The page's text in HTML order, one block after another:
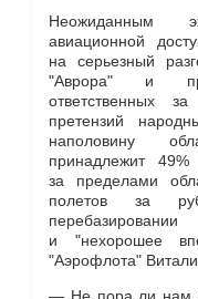
Неожиданным
авиационной
на серьезный
"Аврора" и
ответственных
претензий
наполовину
принадлежит
за пределами
полетов за
и "нехорошее
"Аэрофлота"